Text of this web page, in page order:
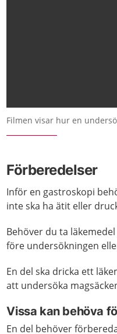
Filmen visar hur en
Förberedelser
Inför en gastroskopi
inte ska ha ätit eller
Behöver du ta
före undersökningen
En del ska dricka ett
att undersöka
Vissa kan behöva
En del behöver